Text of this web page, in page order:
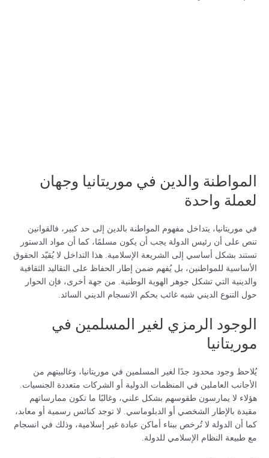
المواطنة والدين في موريتانيا وجهان
لعملة واحدة
في موريتانيا، يتداخل مفهوم المواطنة بالدين إلى حد كبير، فالقوانين
تنص على أن رئيس الدولة يجب أن يكون مسلمًا، كما أن مواد الدستور
تستند بشكل أساسي إلى الشريعة الإسلامية. هذا التداخل لا يُقيّد الحقوق
الأساسية للمواطنين، بل يُفهم ضمن إطار الحفاظ على التقاليد الثقافية
والدينية التي تشكل جوهر الهوية الوطنية. من جهة أخرى، فإن الحوار
حول التنوع الديني شبه غائب بحكم الانسجام الديني السائد.
الوجود الرمزي لغير المسلمين في
موريتانيا
يُلاحظ وجود محدود جدًا لغير المسلمين في موريتانيا، وغالبيتهم من
الأجانب العاملين في المنظمات الدولية أو الشركات متعددة الجنسيات.
هؤلاء لا يمارسون طقوسهم بشكل علني، وغالبًا ما تكون ممارساتهم
مقيدة بالإطار الشخصي أو الدبلوماسي. لا توجد كنائس رسمية أو معابد،
كما أن الدولة لا تُرخص ببناء أماكن عبادة غير إسلامية، وذلك في انسجام
مع طبيعة النظام الإسلامي للدولة.